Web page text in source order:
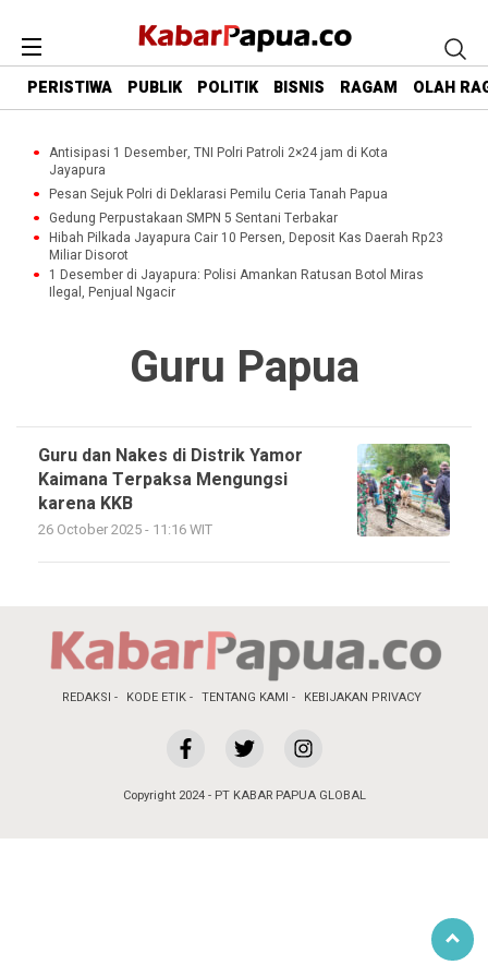
PERISTIWA PUBLIK POLITIK BISNIS RAGAM OLAH
Antisipasi 1 Desember, TNI Polri Patroli 2×24 jam di Kota
Jayapura
Pesan Sejuk Polri di Deklarasi Pemilu Ceria Tanah Papua
Gedung Perpustakaan SMPN 5 Sentani Terbakar
Hibah Pilkada Jayapura Cair 10 Persen, Deposit Kas Daerah Rp23
Miliar Disorot
1 Desember di Jayapura: Polisi Amankan Ratusan Botol Miras
Ilegal, Penjual Ngacir
Guru Papua
Guru dan Nakes di Distrik Yamor
Kaimana Terpaksa Mengungsi
karena KKB
26 October 2025 - 11:16 WIT
REDAKSI KODE ETIK TENTANG KAMI KEBIJAKAN PRIVACY
Copyright 2024 - PT KABAR PAPUA GLOBAL